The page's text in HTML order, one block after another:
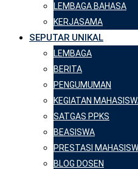
LEMBAGA BAHASA
KERJASAMA
SEPUTAR UNIKAL
LEMBAGA
BERITA
PENGUMUMAN
KEGIATAN
SATGAS PPKS
BEASISWA
PRESTASI
BLOG DOSEN